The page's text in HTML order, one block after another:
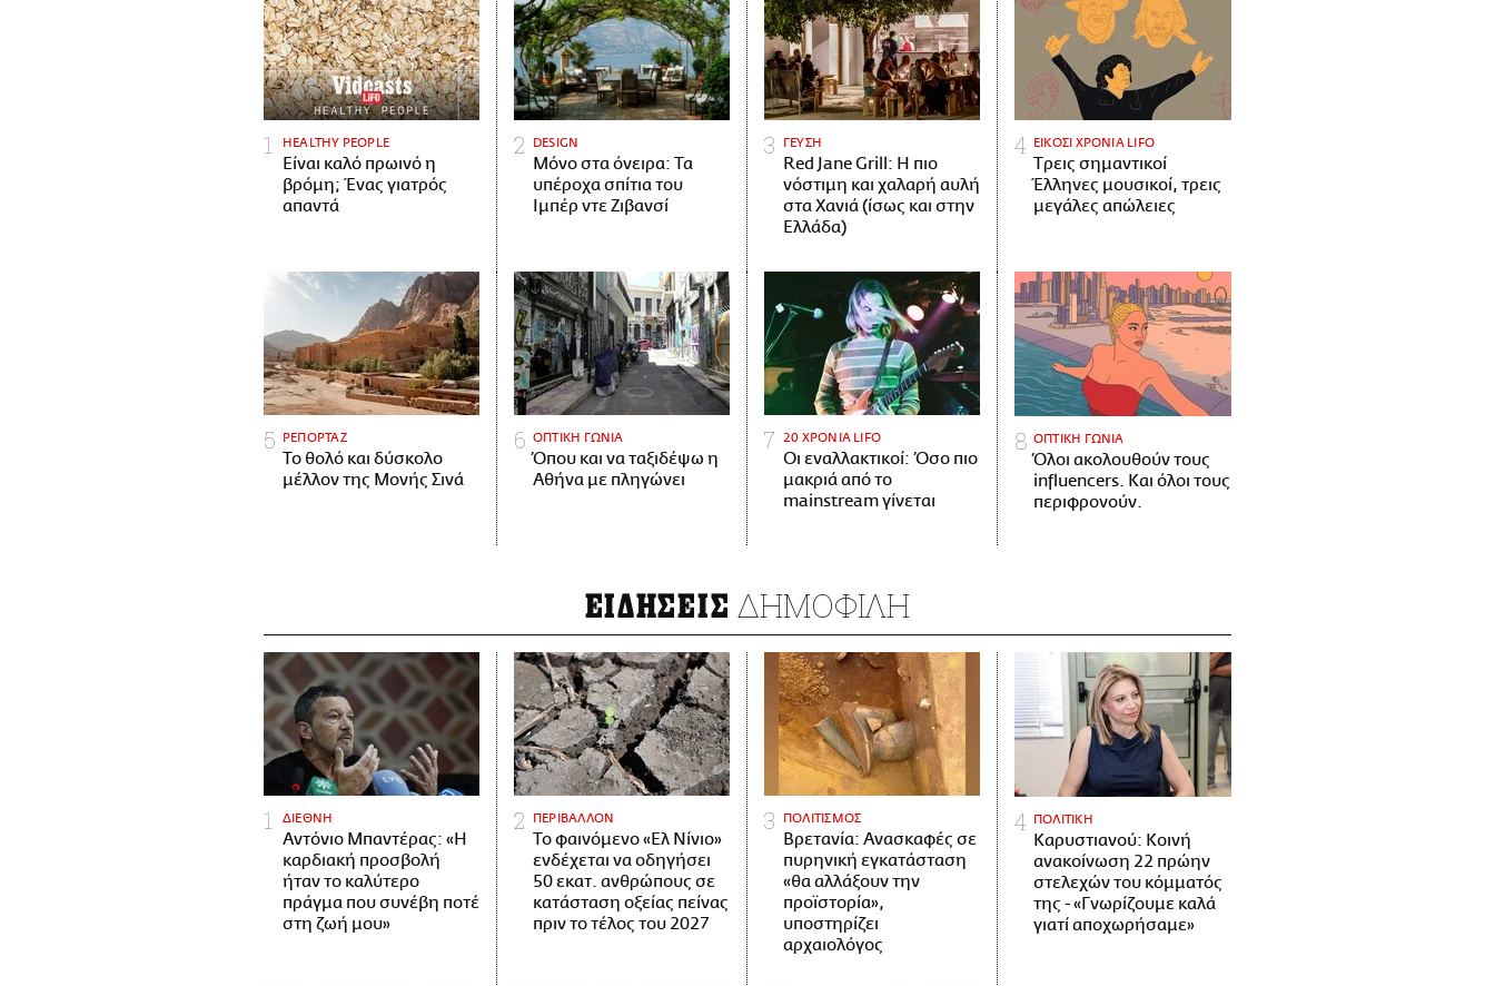
HEALTHY PEOPLE
Είναι καλό πρωινό η
βρόμη; Ένας γιατρός
απαντά
DESIGN
Μόνο στα όνειρα: Τα
υπέροχα σπίτια του
Ιμπέρ ντε Ζιβανσί
ΓΕΥΣΗ
Red Jane Grill: Η πιο
νόστιμη και χαλαρή αυλή
στα Χανιά (ίσως και στην
Ελλάδα)
ΕΙΚΟΣΙ ΧΡΟΝΙΑ LIFO
Tρεις σημαντικοί
Έλληνες μουσικοί, τρεις
μεγάλες απώλειες
ΡΕΠΟΡΤΑΖ
Το θολό και δύσκολο
μέλλον της Μονής Σινά
ΟΠΤΙΚΗ ΓΩΝΙΑ
Όπου και να ταξιδέψω η
Αθήνα με πληγώνει
20 ΧΡΟΝΙΑ LIFO
Οι εναλλακτικοί: Όσο πιο
μακριά από το
mainstream γίνεται
ΟΠΤΙΚΗ ΓΩΝΙΑ
Όλοι ακολουθούν τους
influencers. Και όλοι τους
περιφρονούν.
ΕΙΔΗΣΕΙΣ ΔΗΜΟΦΙΛΗ
ΔΙΕΘΝΗ
Αντόνιο Μπαντέρας: «Η
καρδιακή προσβολή
ήταν το καλύτερο
πράγμα που συνέβη ποτέ
στη ζωή μου»
ΠΕΡΙΒΑΛΛΟΝ
Το φαινόμενο «Ελ Νίνιο»
ενδέχεται να οδηγήσει
50 εκατ. ανθρώπους σε
κατάσταση οξείας πείνας
πριν το τέλος του 2027
ΠΟΛΙΤΙΣΜΟΣ
Βρετανία: Ανασκαφές σε
πυρηνική εγκατάσταση
«θα αλλάξουν την
προϊστορία»,
υποστηρίζει
αρχαιολόγος
ΠΟΛΙΤΙΚΗ
Καρυστιανού: Κοινή
ανακοίνωση 22 πρώην
στελεχών του κόμματός
της - «Γνωρίζουμε καλά
γιατί αποχωρήσαμε»